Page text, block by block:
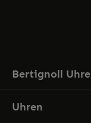
Bertignoll
Uhren